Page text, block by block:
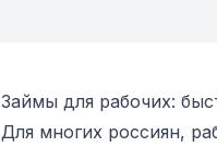
Займы для рабочих:
Для многих россиян,